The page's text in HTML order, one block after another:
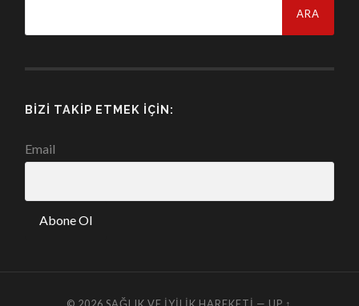
BIZI TAKIP ETMEK İÇIN:
Email
© 2026 SAĞLIK VE İYILIK HAREKETI — UP ↑